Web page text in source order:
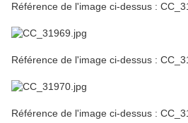
Référence de l'image ci-dessus :
Référence de l'image ci-dessus :
Référence de l'image ci-dessus :